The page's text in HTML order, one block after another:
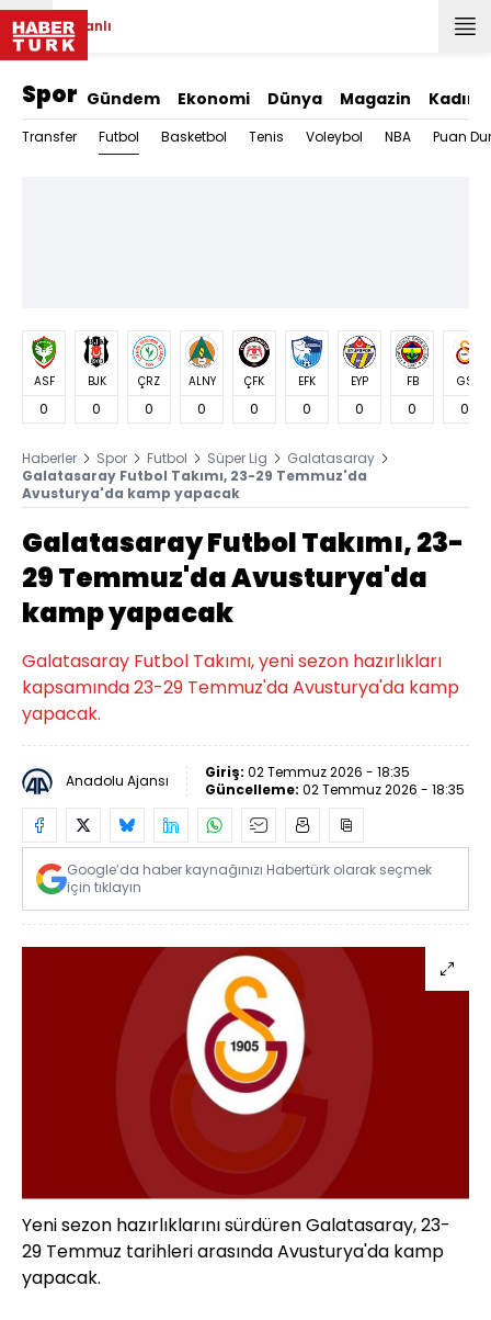
Canlı
Spor Gündem Ekonomi Dünya Magazin Kadın
Transfer Futbol Basketbol Tenis Voleybol NBA Puan
ASF
0
BJK
0
ÇRZ
0
ALNY
0
ÇFK
0
EFK
0
EYP
0
FB
0
GS
0
Haberler Spor Futbol Süper Lig
Galatasaray
Galatasaray Futbol Takımı, 23-29 Temmuz'da
Avusturya'da kamp yapacak
Galatasaray Futbol Takımı, 23-
29 Temmuz'da Avusturya'da
kamp yapacak
Galatasaray Futbol Takımı, yeni sezon hazırlıkları
kapsamında 23-29 Temmuz'da Avusturya'da kamp
yapacak.
Anadolu Ajansı Giriş: 02 Temmuz 2026 - 18:35
Güncelleme: 02 Temmuz 2026 - 18:35
Google’da haber kaynağınızı Habertürk olarak seçmek
için tıklayın
Yeni sezon hazırlıklarını sürdüren Galatasaray, 23-
29 Temmuz tarihleri arasında Avusturya'da kamp
yapacak.